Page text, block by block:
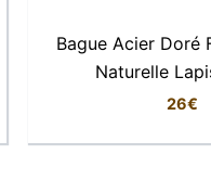
Bague Acier Doré
Naturelle
26€